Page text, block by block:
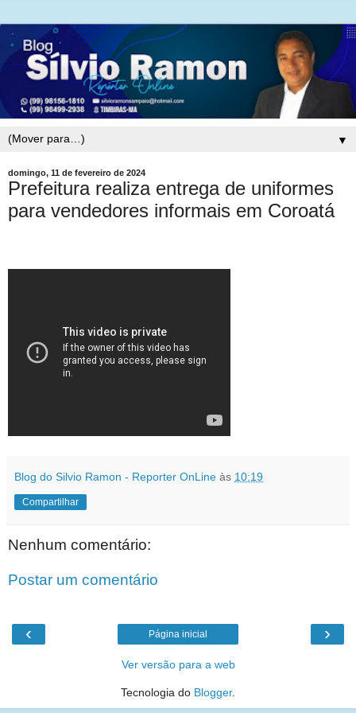
▼
domingo, 11 de fevereiro de 2024
Prefeitura realiza entrega de uniformes
para vendedores informais em Coroatá
Blog do Silvio Ramon - Reporter OnLine às 10:19
Compartilhar
Nenhum comentário:
Postar um comentário
‹ ›
Página inicial
Ver versão para a web
Tecnologia do Blogger.